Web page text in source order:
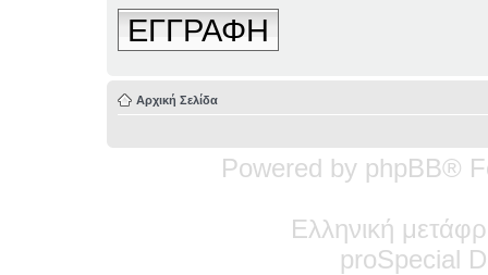
ΕΓΓΡΑΦΗ
Αρχική Σελίδα
Powered by phpBB®
Ελληνική
proSpecial